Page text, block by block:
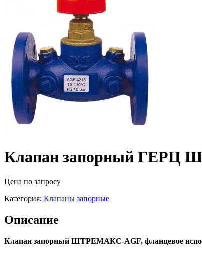
Клапан запорный ГЕРЦ
Цена по запросу
Категория: Клапаны запорные
Описание
Клапан запорный ШТРЕМАКС-AGF, фланцевое